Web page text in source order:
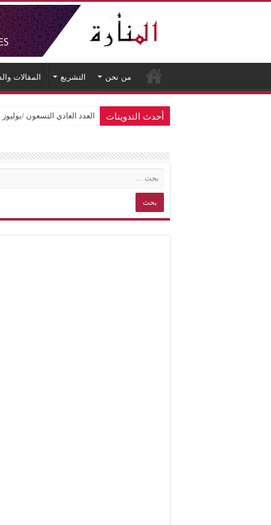
من نحن التشريع المقالات
أحدث التدوينات العدد العادي التسعون /يوليوز 2026